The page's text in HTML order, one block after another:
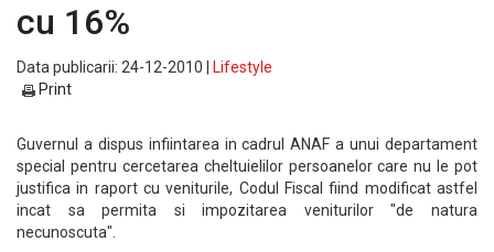
cu 16%
Data publicarii: 24-12-2010 |
Lifestyle
Print
Guvernul a dispus infiintarea in cadrul ANAF a unui departament
special pentru cercetarea cheltuielilor persoanelor care nu le pot
justifica in raport cu veniturile, Codul Fiscal fiind modificat astfel
incat sa permita si impozitarea veniturilor "de natura
necunoscuta".